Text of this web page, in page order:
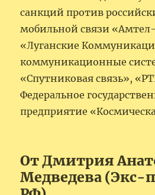
санкций против
мобильной связи
«Луганские
коммуникационные
«Спутниковая связь»,
Федеральное
предприятие
От Дмитрия
Медведева (Экс-